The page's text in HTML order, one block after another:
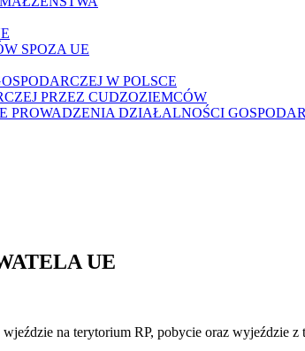
SPOZA UE
W POLSCE
PRZEZ CUDZOZIEMCÓW
DZIAŁALNOŚCI
UE
na terytorium RP, pobycie oraz wyjeździe